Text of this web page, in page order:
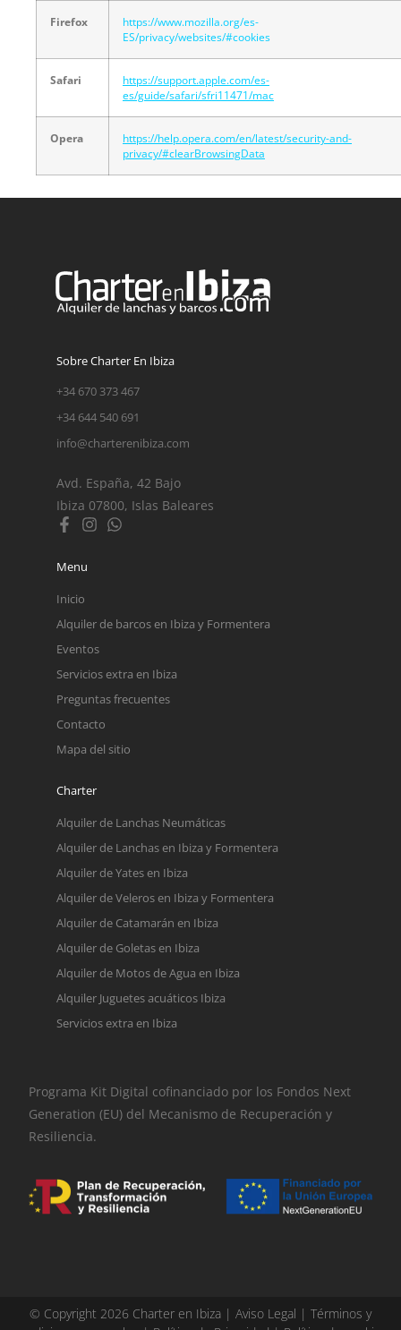
Firefox
https://www.mozilla.org/es-
ES/privacy/websites/#cookies
Safari
https://support.apple.com/es-
es/guide/safari/sfri11471/mac
Opera
https://help.opera.com/en/latest/security-and-
privacy/#clearBrowsingData
Sobre Charter En Ibiza
+34 670 373 467
+34 644 540 691
info@charterenibiza.com
Avd. España, 42 Bajo
Ibiza 07800, Islas Baleares
Menu
Inicio
Alquiler de barcos en Ibiza y Formentera
Eventos
Servicios extra en Ibiza
Preguntas frecuentes
Contacto
Mapa del sitio
Charter
Alquiler de Lanchas Neumáticas
Alquiler de Lanchas en Ibiza y Formentera
Alquiler de Yates en Ibiza
Alquiler de Veleros en Ibiza y Formentera
Alquiler de Catamarán en Ibiza
Alquiler de Goletas en Ibiza
Alquiler de Motos de Agua en Ibiza
Alquiler Juguetes acuáticos Ibiza
Servicios extra en Ibiza
Programa Kit Digital cofinanciado por los Fondos Next
Generation (EU) del Mecanismo de Recuperación y
Resiliencia.
© Copyright 2026 Charter en Ibiza | Aviso Legal | Términos y